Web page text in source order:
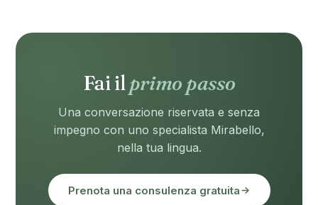
Fai il primo passo
Una conversazione riservata e senza
impegno con uno specialista Mirabello,
nella tua lingua.
Prenota una consulenza gratuita